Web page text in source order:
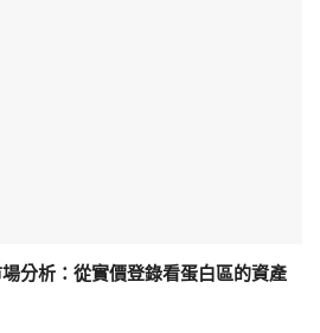
分析：從實價登錄看蛋白區的資產